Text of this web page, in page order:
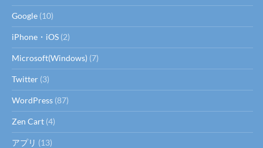
Google (10)
iPhone・iOS (2)
Microsoft(Windows) (7)
Twitter (3)
WordPress (87)
Zen Cart (4)
アプリ (13)